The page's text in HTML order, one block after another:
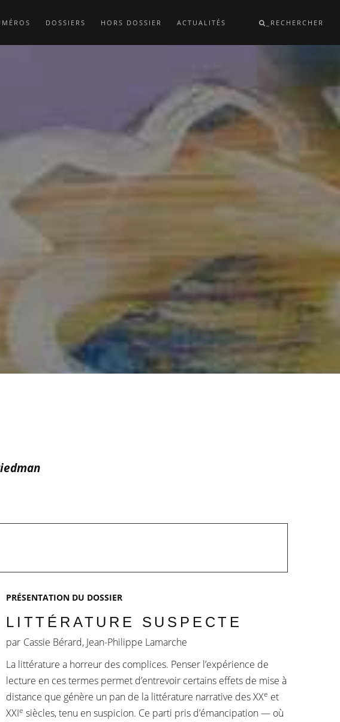
DOSSIERS HORS DOSSIER ACTUALITÉS _RECHERCHER
PRÉSENTATION DU DOSSIER
LITTÉRATURE SUSPECTE
par Cassie Bérard, Jean-Philippe Lamarche
La littérature a horreur des complices. Penser l’expérience de
lecture en ces termes permet d’entrevoir certains effets de mise à
distance que génère un pan de la littérature narrative des XXe et
XXIe siècles, tenu en suspicion. Ce parti pris d’émancipation — où